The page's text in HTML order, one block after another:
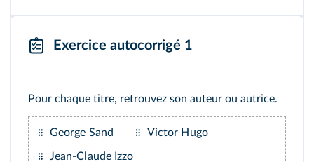
Exercice autocorrigé 1
Pour chaque titre, retrouvez son auteur ou autrice.
George Sand Victor Hugo
Jean-Claude Izzo